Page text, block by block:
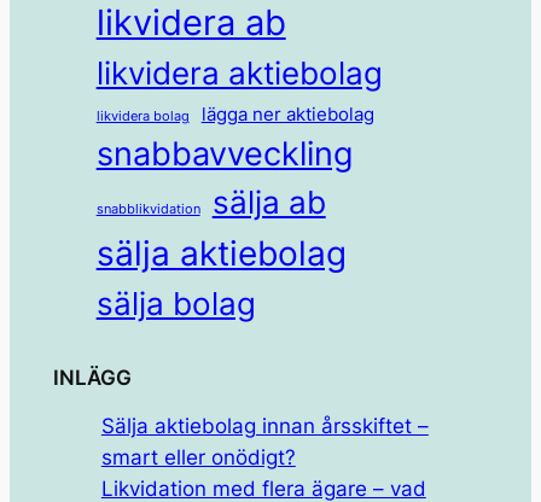
likvidera ab
likvidera aktiebolag
likvidera bolag lägga ner aktiebolag
snabbavveckling
snabblikvidation sälja ab
sälja aktiebolag
sälja bolag
INLÄGG
Sälja aktiebolag innan årsskiftet –
smart eller onödigt?
Likvidation med flera ägare – vad